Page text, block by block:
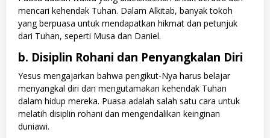
mencari kehendak Tuhan. Dalam Alkitab, banyak tokoh
yang berpuasa untuk mendapatkan hikmat dan petunjuk
dari Tuhan, seperti Musa dan Daniel.
b. Disiplin Rohani dan Penyangkalan Diri
Yesus mengajarkan bahwa pengikut-Nya harus belajar
menyangkal diri dan mengutamakan kehendak Tuhan
dalam hidup mereka. Puasa adalah salah satu cara untuk
melatih disiplin rohani dan mengendalikan keinginan
duniawi.